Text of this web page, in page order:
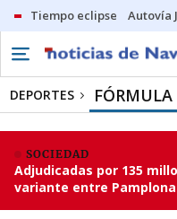
Tiempo eclipse Autovía
DEPORTES FÓRMULA
SOCIEDAD
Adjudicadas por 135
variante entre Pamplona